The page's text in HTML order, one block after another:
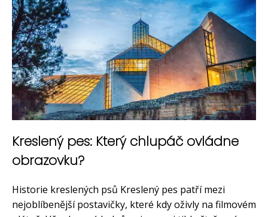
Kreslený pes: Který chlupáč ovládne
obrazovku?
Historie kreslených psů Kreslený pes patří mezi
nejoblíbenější postavičky, které kdy oživly na filmovém